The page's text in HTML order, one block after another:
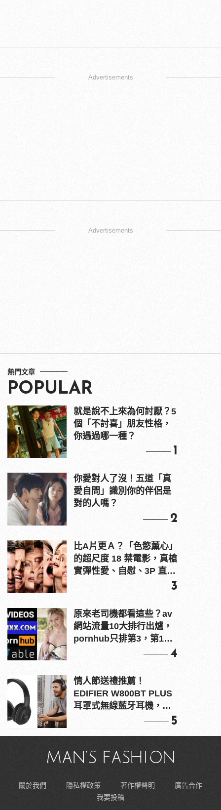
Advertisements
Advertisements
熱門文章
POPULAR
就是說不上來為何討厭？5
個「不討喜」朋友性格，
你遇過哪一種？
1
你愛對人了沒！五道「真
愛自問」識別你的伴侶是
對的人嗎？
2
比A片更Ａ？「色慾薰心」
的超尺度 18 禁電影，真槍
實彈性愛、自慰、3P 直接
3
原來老司機都看這些？av
網站流量10大排行出爐，
pornhub只排第3，第1名
4
情人節送禮推薦！
EDIFIER W800BT PLUS
耳罩式無線藍牙耳機，在
5
關於我們 隱私權政策 著作權聲明
廣告合作
我要投稿